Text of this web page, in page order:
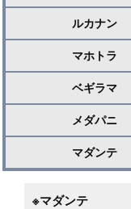
ルカナン
マホトラ
ベギラマ
メダパニ
マダンテ
※マダンテ